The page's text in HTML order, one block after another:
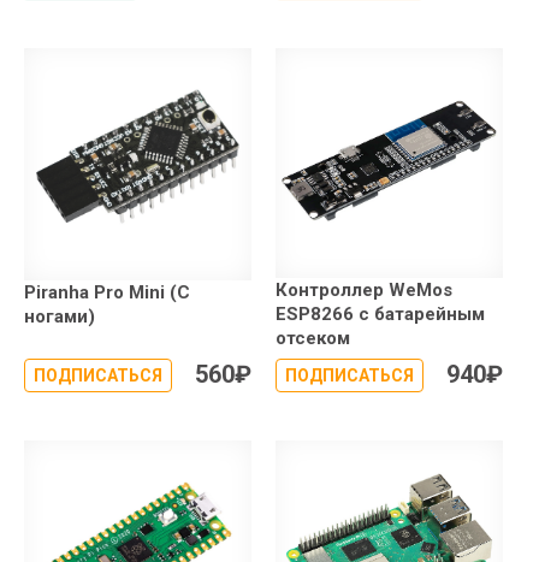
Piranha Pro Mini (С
ногами)
ПОДПИСАТЬСЯ 560₽
Контроллер WeMos
ESP8266 с батарейным
отсеком
ПОДПИСАТЬСЯ 940₽